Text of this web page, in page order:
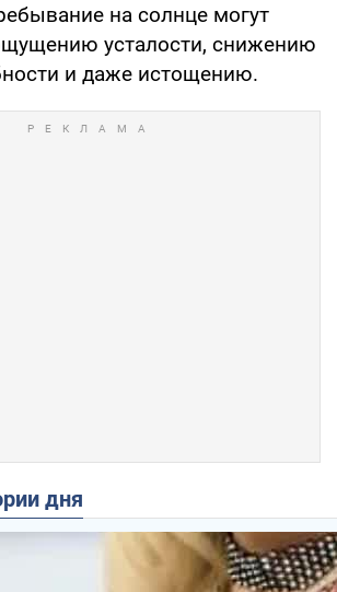
на солнце могут
усталости, снижению
и даже истощению.
дня